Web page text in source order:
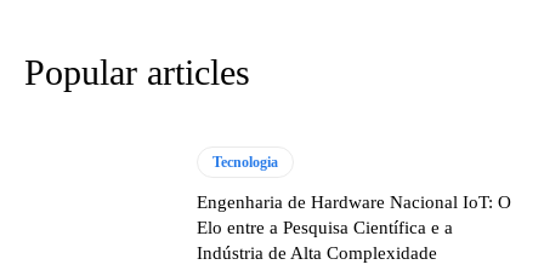
Popular articles
Tecnologia
Engenharia de Hardware Nacional IoT: O
Elo entre a Pesquisa Científica e a
Indústria de Alta Complexidade